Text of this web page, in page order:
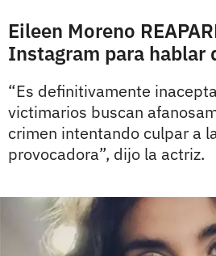
Eileen Moreno
Instagram para hablar
“Es definitivamente
victimarios buscan
crimen intentando culpar a
provocadora”, dijo la actriz.